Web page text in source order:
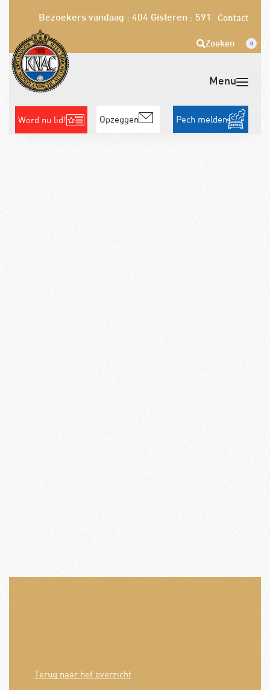
Bezoekers vandaag : 404 Gisteren : 591 Contact
Zoeken 0
Word nu lid! Opzeggen Pech melden
Terug naar het overzicht